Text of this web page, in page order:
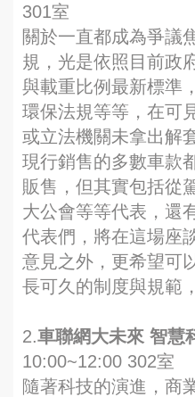
301室
關於一直都成為爭議
規，光是依照目前政
與載重比例最新標準
環保法規等等，在可
或立法機關未拿出解
現行銷售的多數車款
販售，但其實包括從
大公會等等代表，還
代表們，將在這場座
意見之外，更希望可
長可久的制度與規範
2.車聯網大未來 智慧
10:00~12:00 302室
隨著科技的演進，商